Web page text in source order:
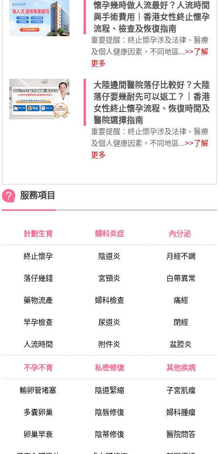
懷孕幾時做人流最好？人流時間
與手術費用｜香港女性終止懷孕
流程、檢查及恢復指南
重要提醒：終止懷孕涉及法律、醫療
及個人健康因素，不同地區...>>了解
更多
大陸邊間醫院落仔比較好？大陸
落仔要幾耐先可以返工？｜香港
女性終止懷孕流程、恢復時間及
醫院選擇指南
重要提醒：終止懷孕涉及法律、醫療
及個人健康因素，不同地區...>>了解
更多
服務項目
計劃生育
終止懷孕
落仔幾錢
藥物流產
早孕檢查
人流時間
婦科炎症
陰道炎
宮頸炎
婦科檢查
尿道炎
附件炎
內分泌
月經不調
白帶異常
痛經
閉經
盆腔炎
不孕不育
輸卵管堵塞
多囊卵巢
卵巢早衰
私密修復
陰道緊縮
陰唇修復
陰蒂修復
其他疾病
子宮肌瘤
婦科腫瘤
醫院問答